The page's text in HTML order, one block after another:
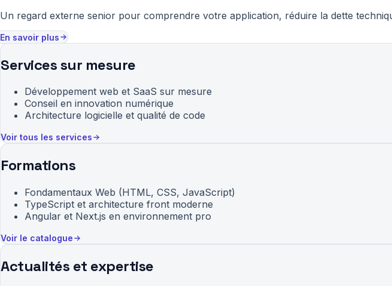
Un regard externe senior pour comprendre votre application, réduire la dette
En savoir plus
Services sur mesure
Développement web et SaaS sur mesure
Conseil en innovation numérique
Architecture logicielle et qualité de code
Voir tous les services
Formations
Fondamentaux Web (HTML, CSS, JavaScript)
TypeScript et architecture front moderne
Angular et Next.js en environnement pro
Voir le catalogue
Actualités et expertise